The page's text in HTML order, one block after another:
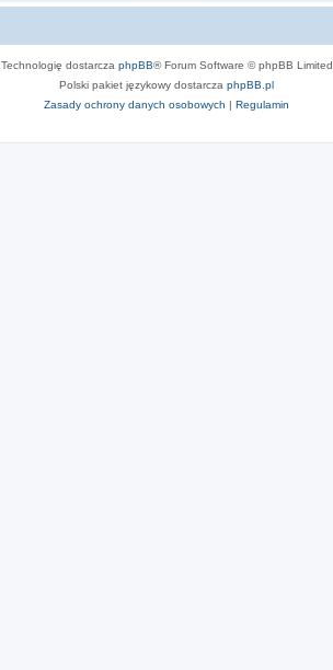
Technologię dostarcza phpBB® Forum Software © phpBB Limited
Polski pakiet językowy dostarcza phpBB.pl
Zasady ochrony danych osobowych | Regulamin